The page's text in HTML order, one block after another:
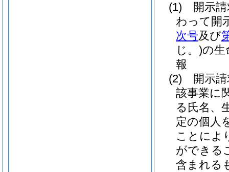
(1)
開示
わって開
次号及び
じ。)の生
報
(2)
開示
該事業に
る氏名、
定の個人
ことによ
ができる
含まれる